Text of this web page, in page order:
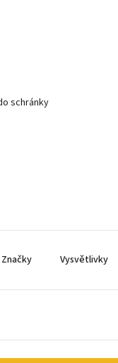
schránky
Vysvětlivky